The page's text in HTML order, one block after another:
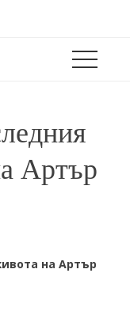
Артър
на Артър